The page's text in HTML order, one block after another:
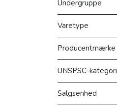
Undergruppe
Varetype
Producentmærke
UNSPSC-kategori
Salgsenhed